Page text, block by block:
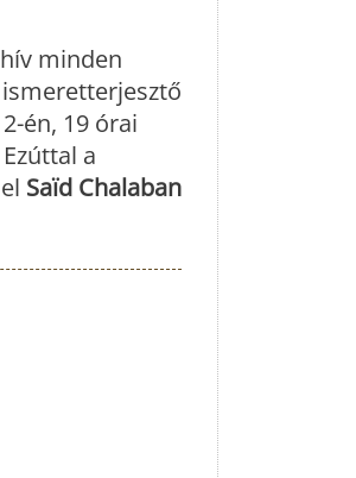
minden
én, 19 órai
a
Saïd Chalaban